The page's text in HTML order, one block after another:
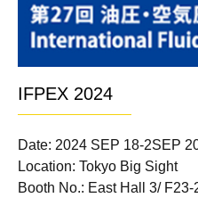
IFPEX 2024
Date: 2024 SEP 18-2SEP
Location: Tokyo Big Sight
Booth No.: East Hall 3/ F23-